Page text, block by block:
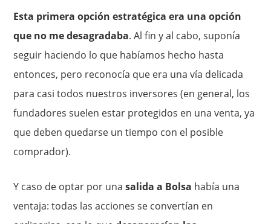
Esta primera opción estratégica era una opción
que no me desagradaba. Al fin y al cabo, suponía
seguir haciendo lo que habíamos hecho hasta
entonces, pero reconocía que era una vía delicada
para casi todos nuestros inversores (en general, los
fundadores suelen estar protegidos en una venta, ya
que deben quedarse un tiempo con el posible
comprador).
Y caso de optar por unasalida a Bolsa había una
ventaja: todas las acciones se convertían en